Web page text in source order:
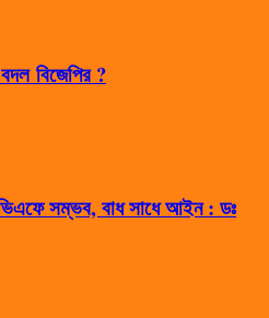
বিজেপির ?
সম্ভব, বাধ সাধে আইন : ডঃ